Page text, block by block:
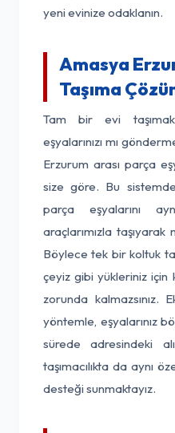
yeni evinize odaklanın.
Amasya
Taşıma
Tam bir evi
eşyalarınızı mı
Erzurum arası parça
size göre. Bu
parça eşyalarını
araçlarımızla
Böylece tek bir koltuk
çeyiz gibi yükleriniz
zorunda kalmazsınız.
yöntemle, eşyalarınız
sürede adresindeki
taşımacılıkta da aynı
desteği sunmaktayız.